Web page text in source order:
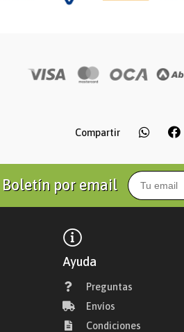
Compartir
Boletín por email
Ayuda
Preguntas
Envíos
Condiciones